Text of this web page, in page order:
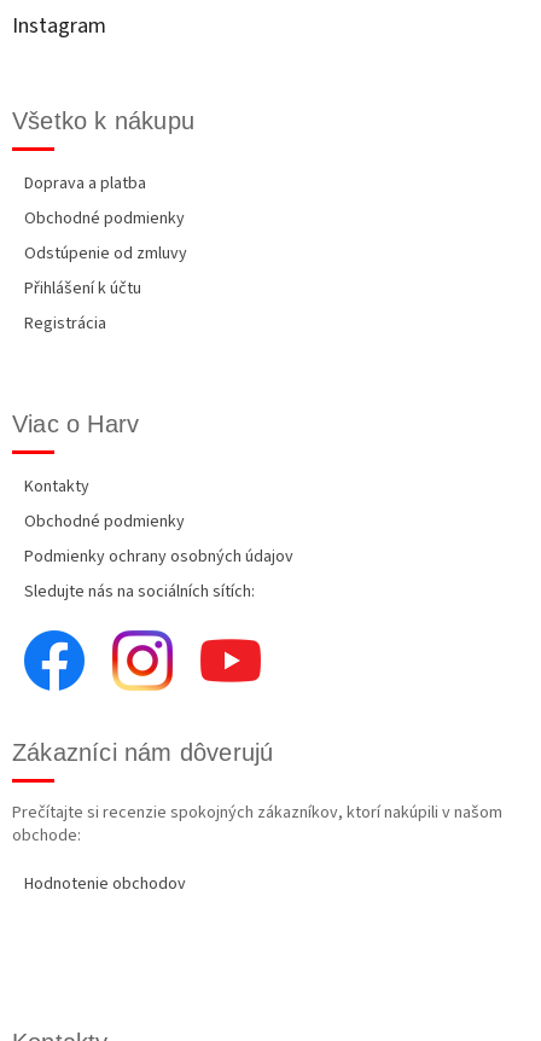
Instagram
Všetko k nákupu
Doprava a platba
Obchodné podmienky
Odstúpenie od zmluvy
Přihlášení k účtu
Registrácia
Viac o Harv
Kontakty
Obchodné podmienky
Podmienky ochrany osobných údajov
Sledujte nás na sociálních sítích:
Zákazníci nám dôverujú
Prečítajte si recenzie spokojných zákazníkov, ktorí nakúpili v našom
obchode:
Hodnotenie obchodov